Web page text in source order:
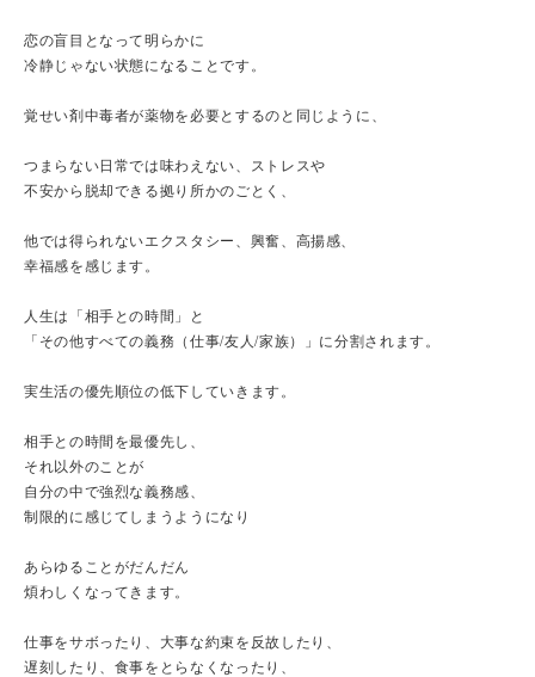
恋の盲目となって明らかに
冷静じゃない状態になることです。
覚せい剤中毒者が薬物を必要とするのと同じように、
つまらない日常では味わえない、ストレスや
不安から脱却できる拠り所かのごとく、
他では得られないエクスタシー、興奮、高揚感、
幸福感を感じます。
人生は「相手との時間」と
「その他すべての義務（仕事/友人/家族）」に分割されます。
実生活の優先順位の低下していきます。
相手との時間を最優先し、
それ以外のことが
自分の中で強烈な義務感、
制限的に感じてしまうようになり
あらゆることがだんだん
煩わしくなってきます。
仕事をサボったり、大事な約束を反故したり、
遅刻したり、食事をとらなくなったり、